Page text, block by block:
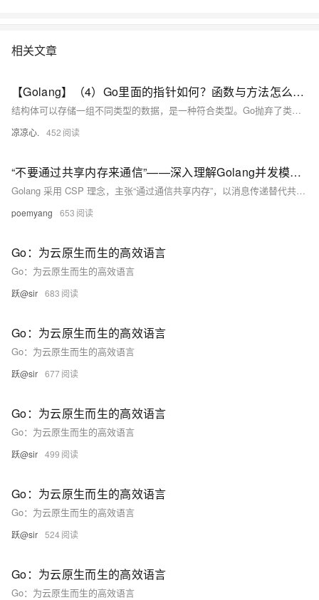
相关文章
【Golang】（4）Go里面的指针如何？函数与方法怎么不一样？带你了解Go不同于其他高级语言的语法
结构体可以存储一组不同类型的数据，是一种符合类型。Go抛弃了类与继承，同时也抛弃了构造方法，刻意弱化了面向对象的功能，Go并非是一个传统OOP的语言，但是Go依旧有着OOP的影子，通过结构体和方法也可以模拟出一个类。
凉凉心. 452
“不要通过共享内存来通信”——深入理解Golang并发模型与CSP理论
Golang 采用 CSP 理念，主张“通过通信共享内存”，以消息传递替代共享内存，避免数据竞争。其核心为 Goroutine 与 Channel：轻量协程并发执行，通道安全传递数据，将并发复杂性转为通信编排，提升程序清晰度与可维护性。
poemyang 653
Go：为云原生而生的高效语言
Go：为云原生而生的高效语言
跃@sir 683
Go：为云原生而生的高效语言
Go：为云原生而生的高效语言
跃@sir 677
Go：为云原生而生的高效语言
Go：为云原生而生的高效语言
跃@sir 499
Go：为云原生而生的高效语言
Go：为云原生而生的高效语言
跃@sir 524
Go：为云原生而生的高效语言
Go：为云原生而生的高效语言